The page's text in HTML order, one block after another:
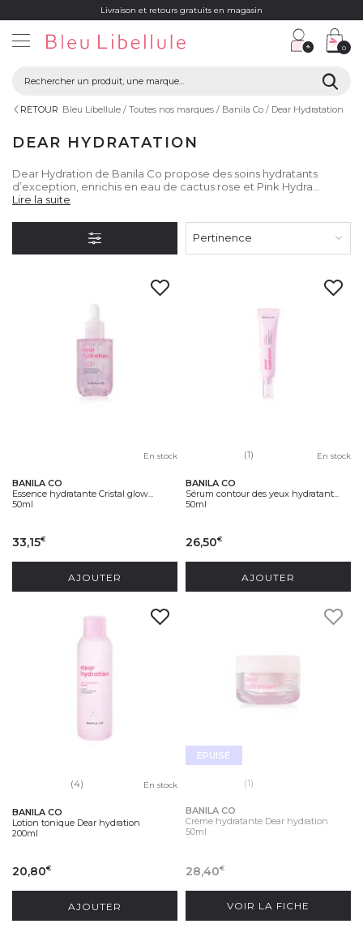
Livraison et retours gratuits en magasin
0
RETOUR Bleu Libellule Toutes nos marques Banila Co Dear Hydratation
DEAR HYDRATATION
Dear Hydration de Banila Co propose des soins hydratants
d’exception, enrichis en eau de cactus rose et Pink Hydra
Biome™. Ces produits réhydratent intensément, renforcent la
Lire la suite
Pertinence
En stock
BANILA CO
Essence hydratante Cristal glow...
50ml
33,15€
AJOUTER
(1) En stock
BANILA CO
Sérum contour des yeux hydratant...
50ml
26,50€
AJOUTER
(4) En stock
BANILA CO
Lotion tonique Dear hydration
200ml
20,80€
AJOUTER
ÉPUISÉ
(1)
BANILA CO
Crème hydratante Dear hydration
50ml
28,40€
VOIR LA FICHE